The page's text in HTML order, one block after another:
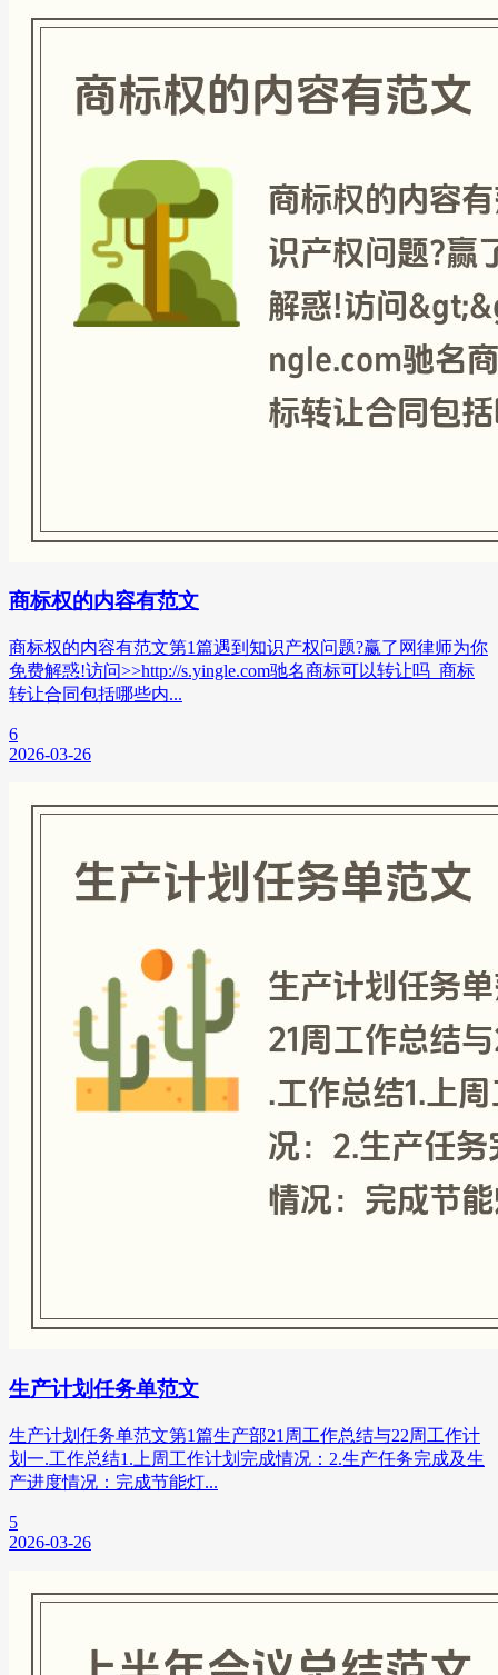
商标权的内容有范文
商标权的内容有范文第1篇遇到知识产权问题?赢了网律师为你
免费解惑!访问>>http://s.yingle.com驰名商标可以转让吗_商标
转让合同包括哪些内...
6
2026-03-26
生产计划任务单范文
生产计划任务单范文第1篇生产部21周工作总结与22周工作计
划一.工作总结1.上周工作计划完成情况：2.生产任务完成及生
产进度情况：完成节能灯...
5
2026-03-26